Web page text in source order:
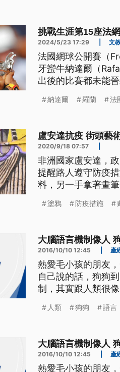
挑戰生涯第15座法
2024/5/23 17:29 文
法國網球公開賽（
牙蠻牛納達爾（
出後的比賽都未能
納達爾 羅蘭 法
盧安達抗疫 街頭藝
2020/9/18 07:57
非洲國家盧安達，
提醒路人遵守防疫
料，另一手拿著畫
衛訊息。 藝術家羅
塗鴉 防疫措施
大腦語言機制像人
2016/10/10 12:45 產
熱愛毛小孩的朋友
自己說的話，狗狗
制，其實跟人類很
期刊最新一期刊登
人類 狗狗 語言
大腦語言機制像人
2016/10/10 12:45 產
熱愛毛小孩的朋友